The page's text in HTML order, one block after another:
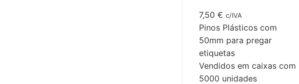
7,50 € c/IVA
Pinos Plásticos com
50mm para pregar
etiquetas
Vendidos em caixas com
5000 unidades